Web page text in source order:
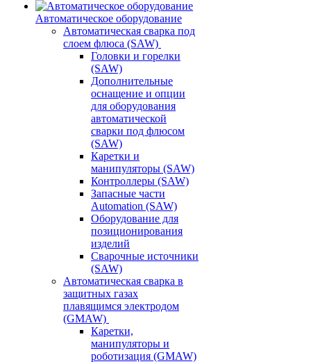
Автоматическое оборудование
Автоматическая сварка под
слоем флюса (SAW)
Головки и горелки
(SAW)
Дополнительные
оснащение и опции
для оборудования
автоматической
сварки под флюсом
(SAW)
Каретки и
манипуляторы (SAW)
Контроллеры (SAW)
Запасные части
Automation (SAW)
Оборудование для
позиционирования
изделий
Сварочные источники
(SAW)
Автоматическая сварка в
защитных газах
плавящимся электродом
(GMAW)
Каретки,
манипуляторы и
роботизация (GMAW)